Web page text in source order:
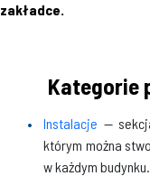
zakładce.
Kategorie
Instalacje —
którym można
w każdym budynku.